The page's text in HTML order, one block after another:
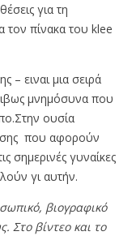
για τη
τον πίνακα του klee
ειναι μια σειρά
μνημόσυνα που
ουσία
που αφορούν
σημερινές γυναίκες
γι αυτήν.
βιογραφικό
Στο βίντεο και το